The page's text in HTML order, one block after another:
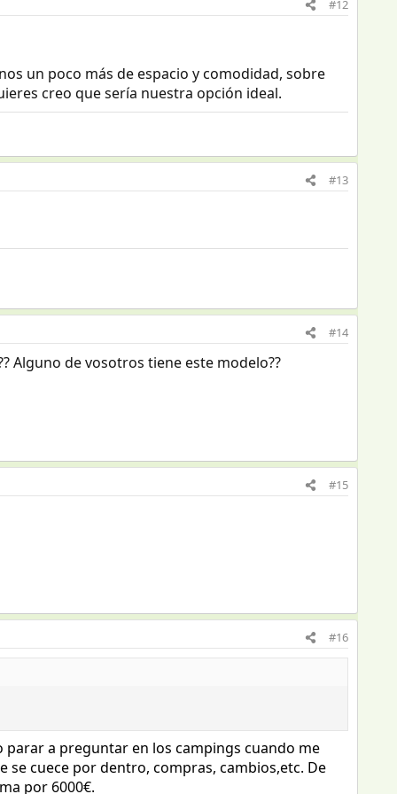
#12
un poco más de espacio y comodidad, sobre
creo que sería nuestra opción ideal.
#13
#14
Alguno de vosotros tiene este modelo??
#15
#16
parar a preguntar en los campings cuando me
cuece por dentro, compras, cambios,etc. De
por 6000€.